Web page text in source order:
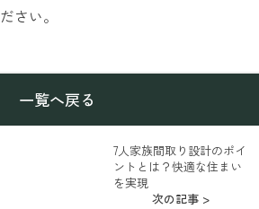
さい。
一覧へ戻る
7人家族間取り設計のポイ
ントとは？快適な住まい
を実現
次の記事 >